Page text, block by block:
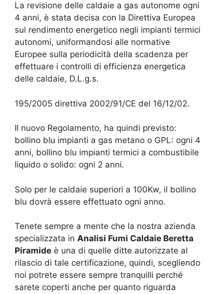
La revisione delle caldaie a gas autonome ogni
4 anni, è stata decisa con la Direttiva Europea
sul rendimento energetico negli impianti termici
autonomi, uniformandosi alle normative
Europee sulla periodicità della scadenza per
effettuare i controlli di efficienza energetica
delle caldaie, D.L.g.s.
195/2005 direttiva 2002/91/CE del 16/12/02.
Il nuovo Regolamento, ha quindi previsto:
bollino blu impianti a gas metano o GPL: ogni 4
anni, bollino blu impianti termici a combustibile
liquido o solido: ogni 2 anni.
Solo per le caldaie superiori a 100Kw, il bollino
blu dovrà essere effettuato ogni anno.
Tenete sempre a mente che la nostra azienda
specializzata in Analisi Fumi Caldaie Beretta
Piramide è una di quelle ditte autorizzate al
rilascio di tale certificazione, quindi, scegliendo
noi potrete essere sempre tranquilli perché
sarete coperti anche per quanto riguarda